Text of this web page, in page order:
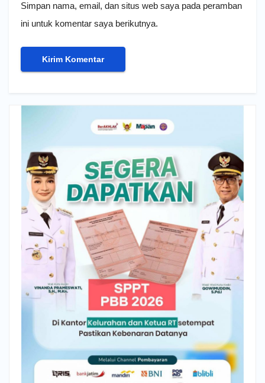
Simpan nama, email, dan situs web saya pada peramban
ini untuk komentar saya berikutnya.